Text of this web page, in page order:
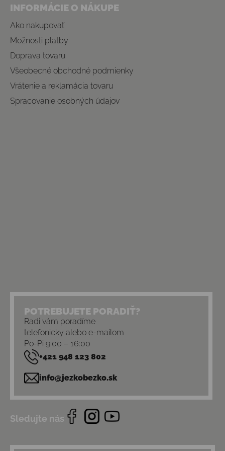
INFORMÁCIE O NÁKUPE
Ako nakupovať
Možnosti platby
Doprava tovaru
Všeobecné obchodné podmienky
Vrátenie a reklamácia tovaru
Spracovanie osobných údajov
POTREBUJETE PORADIŤ?
Radi vám poradíme
telefonicky alebo e-mailom
Po-Pi 9:00 – 16:00
+421 948 123 802
info@jezkobezko.sk
Sledujte nás